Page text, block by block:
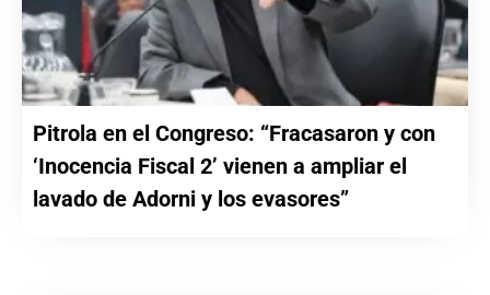
Pitrola en el Congreso: “Fracasaron y con
‘Inocencia Fiscal 2’ vienen a ampliar el
lavado de Adorni y los evasores”